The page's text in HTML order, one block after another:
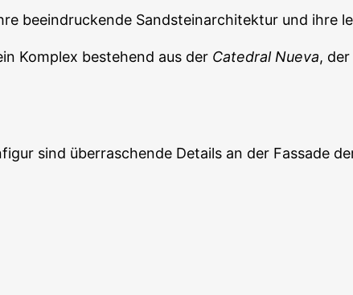
beeindruckende Sandsteinarchitektur und ihre
Komplex bestehend aus der Catedral Nueva, der
sind überraschende Details an der Fassade